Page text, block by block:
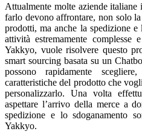
Attualmente molte aziende
farlo devono affrontare, non solo
prodotti, ma anche la spedizione
attività estremamente
Yakkyo, vuole risolvere questo
smart sourcing basata su un
possono rapidamente
caratteristiche del prodotto che
personalizzarlo. Una volta
aspettare l’arrivo della merce a
spedizione e lo sdoganamento
Yakkyo.